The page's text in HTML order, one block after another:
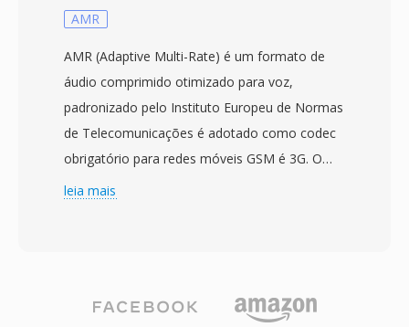
independente de alto-falantes, o que significa
para qualquer arranjo de caixas de som ou
fones binaurais sem necessidade de
remixagem. Os arquivos AMB normalmente
armazenam dados PCM sem compressão é
são processados por ferramentas como SoX
ou plugins especializados. Uma vantagem
imersiva. O formato também escala de
AMR
AMR (Adaptive Multi-Rate) é um formato de
áudio comprimido otimizado para voz,
padronizado pelo Instituto Europeu de Normas
de Telecomunicações é adotado como codec
obrigatório para redes móveis GSM é 3G. O
codec alterna dinamicamente entre oito taxas
trocando clareza marginal por confiabilidade de
leia mais